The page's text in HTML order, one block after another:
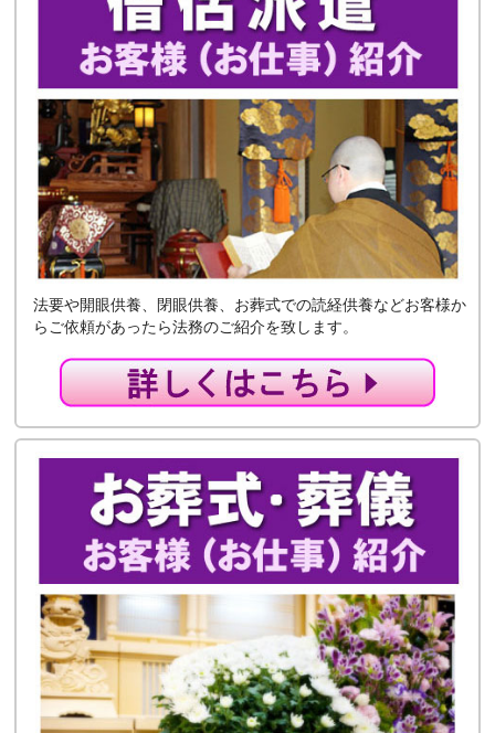
法要や開眼供養、閉眼供養、お葬式での読経供養などお客様か
らご依頼があったら法務のご紹介を致します。